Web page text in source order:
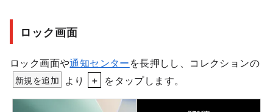
ロック画面
ロック画面や通知センターを長押しし、コレクションの
新規を追加 より ＋ をタップします。